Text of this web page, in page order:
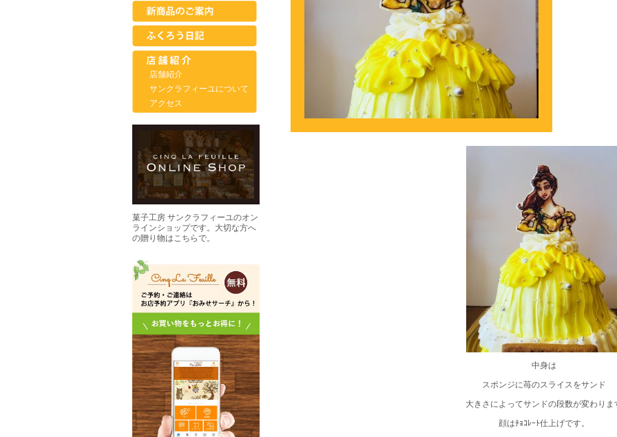
店舗紹介
サンクラフィーユについて
アクセス
菓子工房 サンクラフィーユのオン
ラインショップです。大切な方へ
の贈り物はこちらで。
中身は
スポンジに苺のスライスをサンド
大きさによってサンドの段数が変わりま
顔はﾁｮｺﾚｰﾄ仕上げです。